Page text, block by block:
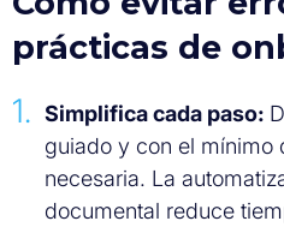
prácticas de
Simplifica cada paso:
guiado y con el mínimo
necesaria. La
documental reduce